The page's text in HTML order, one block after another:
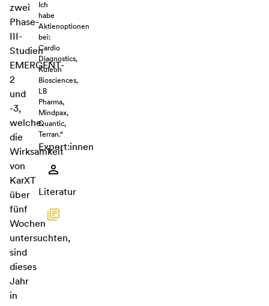
zwei
Phase-
III-
Studien
EMERGENT-
2
und
-3,
welche
die
Wirksamkeit
von
KarXT
über
fünf
Wochen
untersuchten,
sind
dieses
Jahr
in
Ich
habe
Aktienoptionen
bei:
Cardio
Diagnostics,
Kuleon
Biosciences,
LB
Pharma,
Mindpax,
Quantic,
Terran.“
Expert:innen
Literatur